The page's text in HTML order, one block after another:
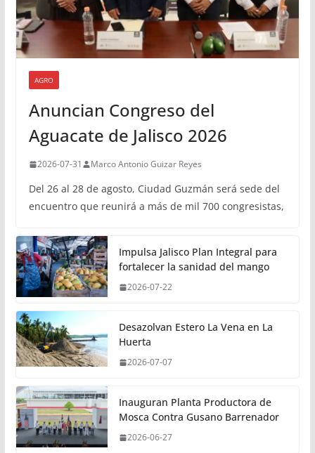
AGRO
Anuncian Congreso del
Aguacate de Jalisco 2026
2026-07-31 Marco Antonio Guizar Reyes
Del 26 al 28 de agosto, Ciudad Guzmán será sede del
encuentro que reunirá a más de mil 700 congresistas,
Impulsa Jalisco Plan Integral para
fortalecer la sanidad del mango
2026-07-22
Desazolvan Estero La Vena en La
Huerta
2026-07-07
Inauguran Planta Productora de
Mosca Contra Gusano Barrenador
2026-06-27